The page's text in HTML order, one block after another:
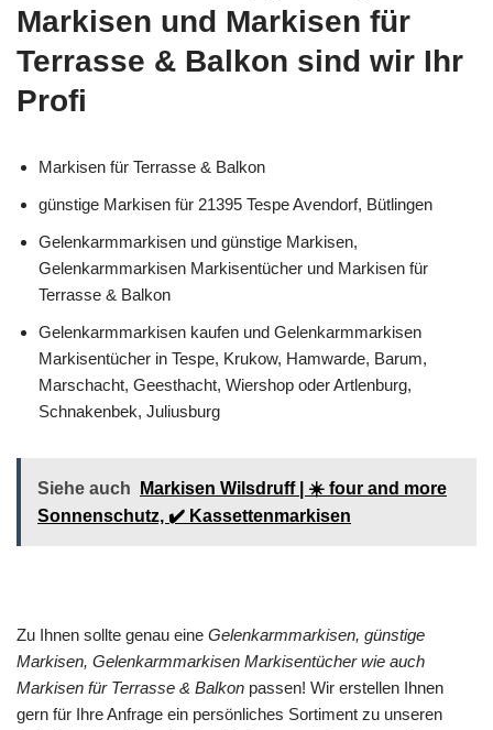
Markisen und Markisen für
Terrasse & Balkon sind wir Ihr
Profi
Markisen für Terrasse & Balkon
günstige Markisen für 21395 Tespe Avendorf, Bütlingen
Gelenkarmmarkisen und günstige Markisen,
Gelenkarmmarkisen Markisentücher und Markisen für
Terrasse & Balkon
Gelenkarmmarkisen kaufen und Gelenkarmmarkisen
Markisentücher in Tespe, Krukow, Hamwarde, Barum,
Marschacht, Geesthacht, Wiershop oder Artlenburg,
Schnakenbek, Juliusburg
Siehe auch
Markisen Wilsdruff | ☀️ four and more
Sonnenschutz, ✔️ Kassettenmarkisen
Zu Ihnen sollte genau eine Gelenkarmmarkisen, günstige
Markisen, Gelenkarmmarkisen Markisentücher wie auch
Markisen für Terrasse & Balkon passen! Wir erstellen Ihnen
gern für Ihre Anfrage ein persönliches Sortiment zu unseren